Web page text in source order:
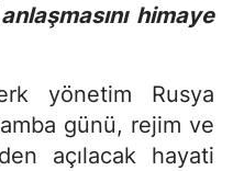
himaye
yönetim Rusya
günü, rejim ve
açılacak hayati